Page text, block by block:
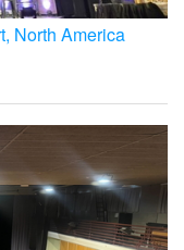
North America